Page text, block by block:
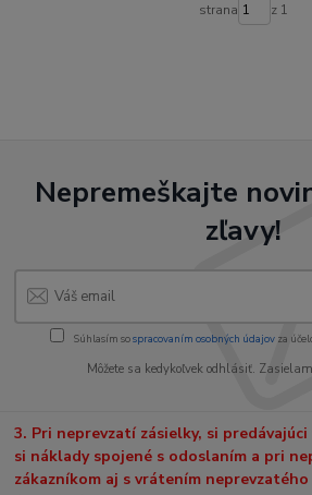
strana z 1
Nepremeškajte
zľavy!
Súhlasím sospracovaním osobných údajov za
Môžete sa kedykoľvek odhlásiť.
3. Pri neprevzatí zásielky, si
si náklady spojené s odoslaním a pri
zákazníkom aj s vrátením